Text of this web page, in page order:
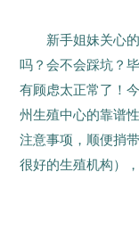
新手姐妹关心
吗？会不会踩坑？
有顾虑太正常了！
州生殖中心的靠谱
注意事项，顺便捎
很好的生殖机构）